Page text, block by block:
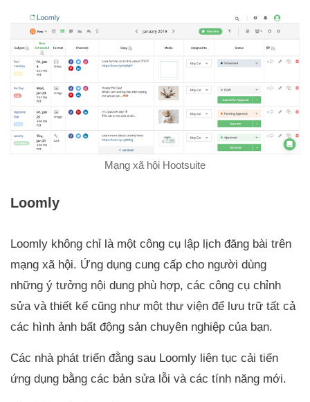
Mạng xã hội Hootsuite
Loomly
Loomly không chỉ là một công cụ lập lịch đăng bài trên
mạng xã hội. Ứng dụng cung cấp cho người dùng
những ý tưởng nội dung phù hợp, các công cụ chỉnh
sửa và thiết kế cũng như một thư viện để lưu trữ tất cả
các hình ảnh bất động sản chuyên nghiệp của bạn.
Các nhà phát triển đằng sau Loomly liên tục cải tiến
ứng dụng bằng các bản sửa lỗi và các tính năng mới.